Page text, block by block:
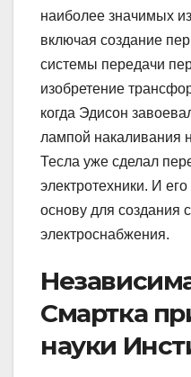
наиболее значимых
включая создание
системы передачи
изобретение
когда Эдисон
лампой накаливания
Тесла уже сделал
электротехники. И
основу для создания
электроснабжения.
Смартка
науки